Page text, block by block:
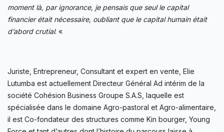
moment là, par ignorance, je pensais que seul le capital
financier était nécessaire, oubliant que le capital humain était
d’abord crutial. «
Juriste, Entrepreneur, Consultant et expert en vente, Elie
Lutumba est actuellement Directeur Général Ad intérim de la
société Cohésion Business Groupe S.A.S, laquelle est
spécialisée dans le domaine Agro-pastoral et Agro-alimentaire,
il est Co-fondateur des structures comme Kin bourger, Young